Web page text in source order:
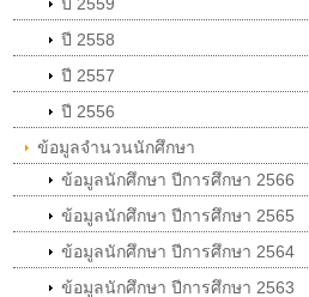
ปี 2559
ปี 2558
ปี 2557
ปี 2556
ข้อมูลจำนวนนักศึกษา
ข้อมูลนักศึกษา ปีการศึกษา 2566
ข้อมูลนักศึกษา ปีการศึกษา 2565
ข้อมูลนักศึกษา ปีการศึกษา 2564
ข้อมูลนักศึกษา ปีการศึกษา 2563